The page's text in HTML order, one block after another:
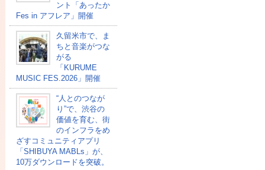
ント「あったか
Fes in アフレア」開催
久留米市で、ま
ちと音楽がつな
がる
「KURUME
MUSIC FES.2026」開催
“人とのつなが
り”で、渋谷の
価値を育む、街
のインフラをめ
ざすコミュニティアプリ
「SHIBUYA MABLs」が、
10万ダウンロードを突破。